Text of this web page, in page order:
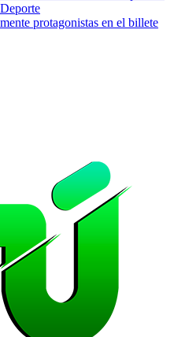
protagonistas en el billete